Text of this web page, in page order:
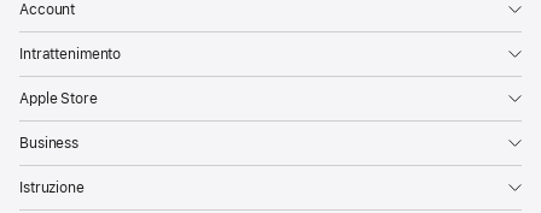
Account
Intrattenimento
Apple Store
Business
Istruzione